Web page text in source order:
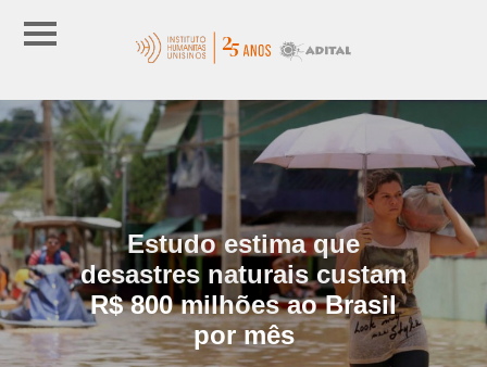
Estudo estima que
desastres naturais custam
R$ 800 milhões ao Brasil
por mês